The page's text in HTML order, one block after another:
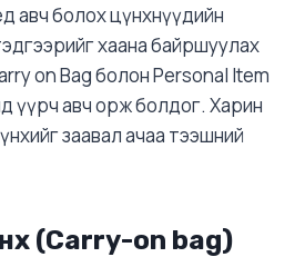
авч болох цүнхнүүдийн
хаана байршуулах
on Bag болон Personal Item
үүрч авч орж болдог. Харин
заавал ачаа тээшний
(Carry-on bag)